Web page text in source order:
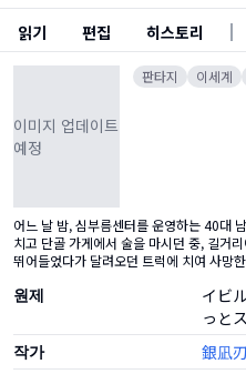
읽기 편집 히스토리
이미지 업데이트
예정
판타지 이세계
어느 날 밤, 심부름센터를 운영하는 40대
치고 단골 가게에서 술을 마시던 중, 길거
뛰어들었다가 달려오던 트럭에 치여 사망
원제
イビ
っと
작가 銀凪